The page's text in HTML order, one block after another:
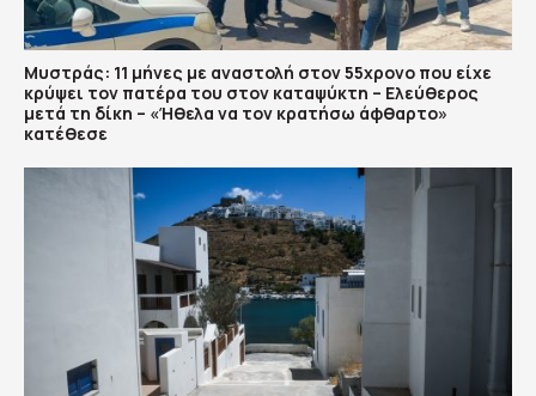
Μυστράς: 11 μήνες με αναστολή στον 55χρονο που είχε
κρύψει τον πατέρα του στον καταψύκτη – Ελεύθερος
μετά τη δίκη – «Ήθελα να τον κρατήσω άφθαρτο»
κατέθεσε